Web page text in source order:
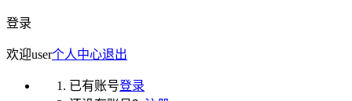
登录
欢迎user个人中心退出
已有账号登录